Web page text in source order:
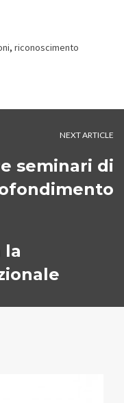
, riconoscimento
NEXT ARTICLE
seminari di
la